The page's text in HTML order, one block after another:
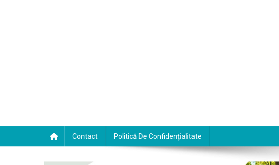
Contact Politică De Confidențialitate